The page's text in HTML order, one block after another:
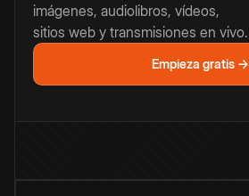
imágenes, audiolibros, vídeos,
sitios web y transmisiones en vivo.
Empieza gratis →